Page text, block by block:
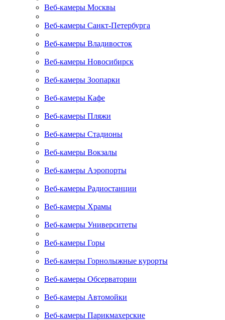
Веб-камеры Москвы
Веб-камеры Санкт-Петербурга
Веб-камеры Владивосток
Веб-камеры Новосибирск
Веб-камеры Зоопарки
Веб-камеры Кафе
Веб-камеры Пляжи
Веб-камеры Стадионы
Веб-камеры Вокзалы
Веб-камеры Аэропорты
Веб-камеры Радиостанции
Веб-камеры Храмы
Веб-камеры Университеты
Веб-камеры Горы
Веб-камеры Горнолыжные курорты
Веб-камеры Обсерватории
Веб-камеры Автомойки
Веб-камеры Парикмахерские